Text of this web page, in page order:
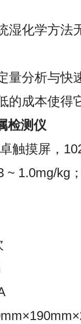
湿化学方法
量分析与快
的成本使得
检测仪
触摸屏，
~ 1.0mg/kg